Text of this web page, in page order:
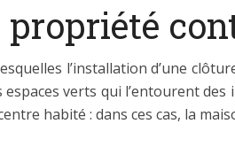
propriété
l’installation d’une
verts qui l’entourent
habité : dans ces cas, la